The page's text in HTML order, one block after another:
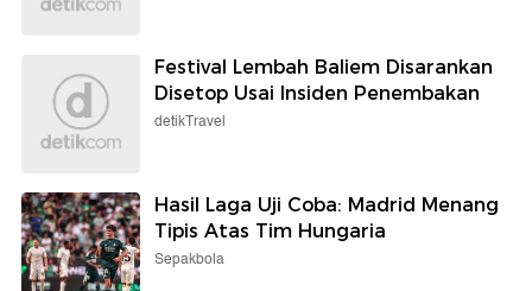
Festival Lembah Baliem Disarankan
Disetop Usai Insiden Penembakan
detikTravel
Hasil Laga Uji Coba: Madrid Menang
Tipis Atas Tim Hungaria
Sepakbola